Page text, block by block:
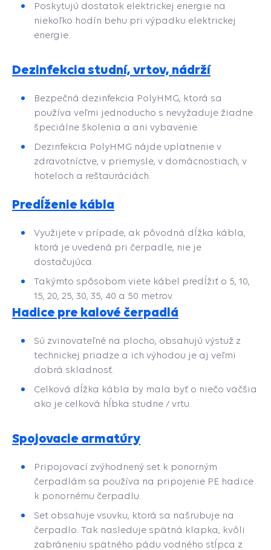
Poskytujú dostatok elektrickej energie na
niekoľko hodín behu pri výpadku elektrickej
energie.
Dezinfekcia studní, vrtov, nádrží
Bezpečná dezinfekcia PolyHMG, ktorá sa
používa veľmi jednoducho s nevyžaduje žiadne
špeciálne školenia a ani vybavenie.
Dezinfekcia PolyHMG nájde uplatnenie v
zdravotníctve, v priemysle, v domácnostiach, v
hoteloch a reštauráciách.
Predĺženie kábla
Využijete v prípade, ak pôvodná dĺžka kábla,
ktorá je uvedená pri čerpadle, nie je
dostačujúca.
Takýmto spôsobom viete kábel predĺžiť o 5, 10,
15, 20, 25, 30, 35, 40 a 50 metrov.
Hadice pre kalové čerpadlá
Sú zvinovateľné na plocho, obsahujú výstuž z
technickej priadze a ich výhodou je aj veľmi
dobrá skladnosť.
Celková dĺžka kábla by mala byť o niečo väčšia
ako je celková hĺbka studne / vrtu.
Spojovacie armatúry
Pripojovací zvýhodnený set k ponorným
čerpadlám sa používa na pripojenie PE hadice
k ponornému čerpadlu.
Set obsahuje vsuvku, ktorá sa našrubuje na
čerpadlo. Tak nasleduje spätná klapka, kvôli
zabráneniu spätného pádu vodného stĺpca z